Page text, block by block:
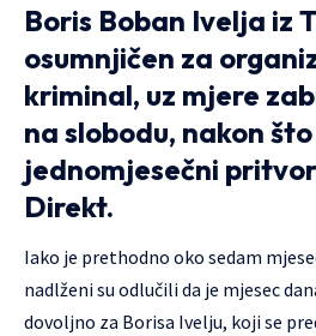
Boris Boban Ivelja iz
osumnjičen za
kriminal, uz mjere
na slobodu, nakon
jednomjesečni
Direkt.
Iako je prethodno oko sedam
nadlženi su odlučili da je mjesec
dovoljno za Borisa Ivelju, koji se